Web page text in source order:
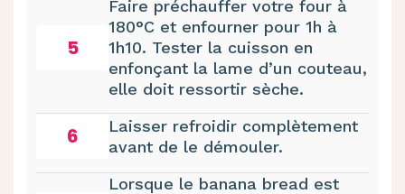
5
Faire préchauffer votre four à
180°C et enfourner pour 1h à
1h10. Tester la cuisson en
enfonçant la lame d’un couteau,
elle doit ressortir sèche.
6
Laisser refroidir complètement
avant de le démouler.
Lorsque le banana bread est